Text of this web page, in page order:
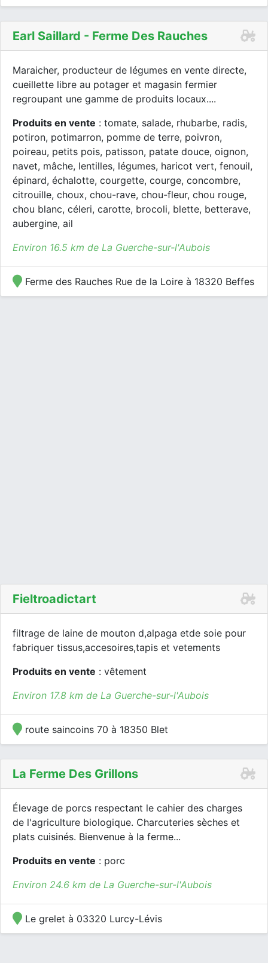
Earl Saillard - Ferme Des Rauches
Maraicher, producteur de légumes en vente directe,
cueillette libre au potager et magasin fermier
regroupant une gamme de produits locaux....
Produits en vente : tomate, salade, rhubarbe, radis,
potiron, potimarron, pomme de terre, poivron,
poireau, petits pois, patisson, patate douce, oignon,
navet, mâche, lentilles, légumes, haricot vert, fenouil,
épinard, échalotte, courgette, courge, concombre,
citrouille, choux, chou-rave, chou-fleur, chou rouge,
chou blanc, céleri, carotte, brocoli, blette, betterave,
aubergine, ail
Environ 16.5 km de La Guerche-sur-l'Aubois
Ferme des Rauches Rue de la Loire à 18320 Beffes
Fieltroadictart
filtrage de laine de mouton d,alpaga etde soie pour
fabriquer tissus,accesoires,tapis et vetements
Produits en vente : vêtement
Environ 17.8 km de La Guerche-sur-l'Aubois
route saincoins 70 à 18350 Blet
La Ferme Des Grillons
Élevage de porcs respectant le cahier des charges
de l'agriculture biologique. Charcuteries sèches et
plats cuisinés. Bienvenue à la ferme...
Produits en vente : porc
Environ 24.6 km de La Guerche-sur-l'Aubois
Le grelet à 03320 Lurcy-Lévis